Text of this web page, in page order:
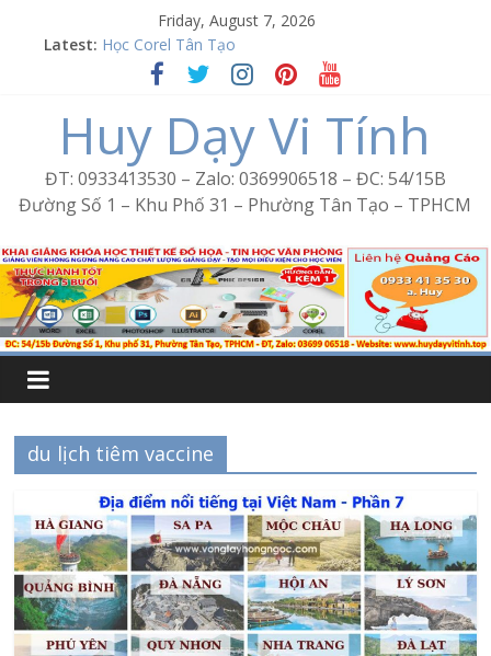
Friday, August 7, 2026
Latest: Học Corel Tân Tạo
Cách tạo USB Boot bằng Ventoy
Khóa học Photoshop tại Tân Tạo
Excel Bình Trị Đông – Vi tính văn phòng cấp tốc
Word Bình Trị Đông – Tin học văn phòng cấp tốc
Huy Dạy Vi Tính
ĐT: 0933413530 – Zalo: 0369906518 – ĐC: 54/15B
Đường Số 1 – Khu Phố 31 – Phường Tân Tạo – TPHCM
du lịch tiêm vaccine